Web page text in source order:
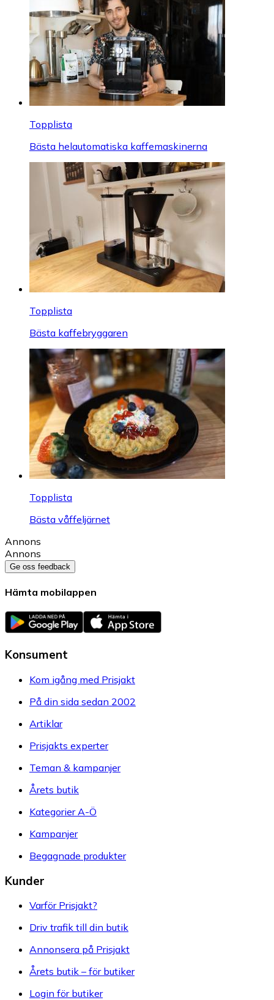
Topplista
Bästa helautomatiska kaffemaskinerna
Topplista
Bästa kaffebryggaren
Topplista
Bästa våffeljärnet
Annons
Annons
Ge oss feedback
Hämta mobilappen
Konsument
Kom igång med Prisjakt
På din sida sedan 2002
Artiklar
Prisjakts experter
Teman & kampanjer
Årets butik
Kategorier A-Ö
Kampanjer
Begagnade produkter
Kunder
Varför Prisjakt?
Driv trafik till din butik
Annonsera på Prisjakt
Årets butik – för butiker
Login för butiker